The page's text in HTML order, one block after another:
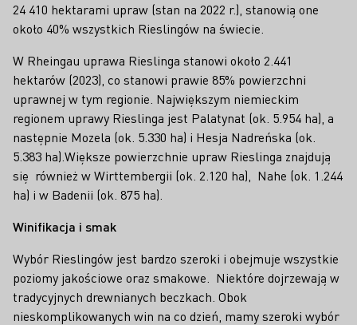
24 410 hektarami upraw (stan na 2022 r.), stanowią one
około 40% wszystkich Rieslingów na świecie.
W Rheingau uprawa Rieslinga stanowi około 2.441
hektarów (2023), co stanowi prawie 85% powierzchni
uprawnej w tym regionie. Największym niemieckim
regionem uprawy Rieslinga jest Palatynat (ok. 5.954 ha), a
następnie Mozela (ok. 5.330 ha) i Hesja Nadreńska (ok.
5.383 ha).Większe powierzchnie upraw Rieslinga znajdują
się również w Wirttembergii (ok. 2.120 ha), Nahe (ok. 1.244
ha) i w Badenii (ok. 875 ha).
Winifikacja i smak
Wybór Rieslingów jest bardzo szeroki i obejmuje wszystkie
poziomy jakościowe oraz smakowe. Niektóre dojrzewają w
tradycyjnych drewnianych beczkach. Obok
nieskomplikowanych win na co dzień, mamy szeroki wybór